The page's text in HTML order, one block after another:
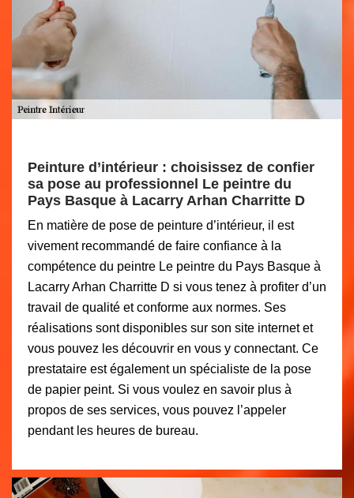
Peinture d’intérieur : choisissez de confier
sa pose au professionnel Le peintre du
Pays Basque à Lacarry Arhan Charritte D
En matière de pose de peinture d’intérieur, il est
vivement recommandé de faire confiance à la
compétence du peintre Le peintre du Pays Basque à
Lacarry Arhan Charritte D si vous tenez à profiter d’un
travail de qualité et conforme aux normes. Ses
réalisations sont disponibles sur son site internet et
vous pouvez les découvrir en vous y connectant. Ce
prestataire est également un spécialiste de la pose
de papier peint. Si vous voulez en savoir plus à
propos de ses services, vous pouvez l’appeler
pendant les heures de bureau.